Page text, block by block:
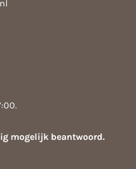
mogelijk beantwoord.